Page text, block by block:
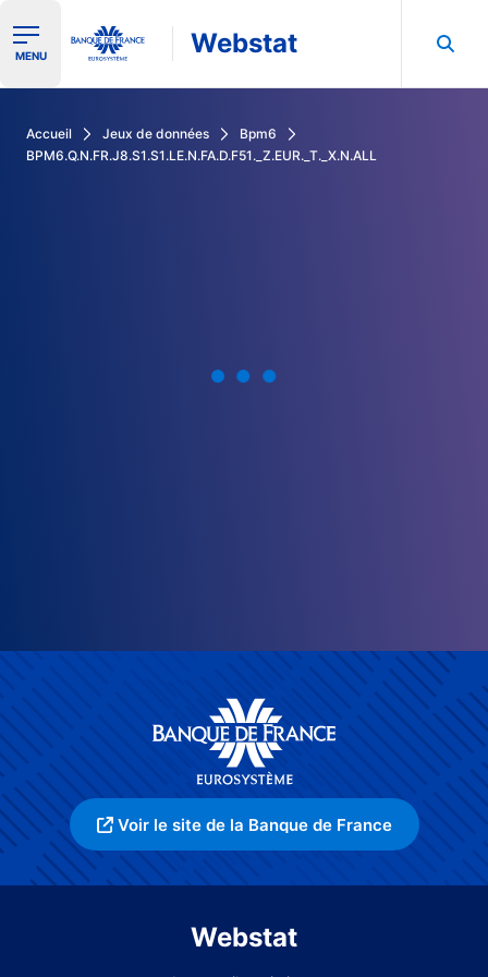
Ouvrir le menu de navigation
MENU Webstat
Accueil Jeux de données
Bpm6
BPM6.Q.N.FR.J8.S1.S1.LE.N.FA.D.F51._Z.EUR._T._X.N.ALL
Voir le site de la Banque de France
Webstat